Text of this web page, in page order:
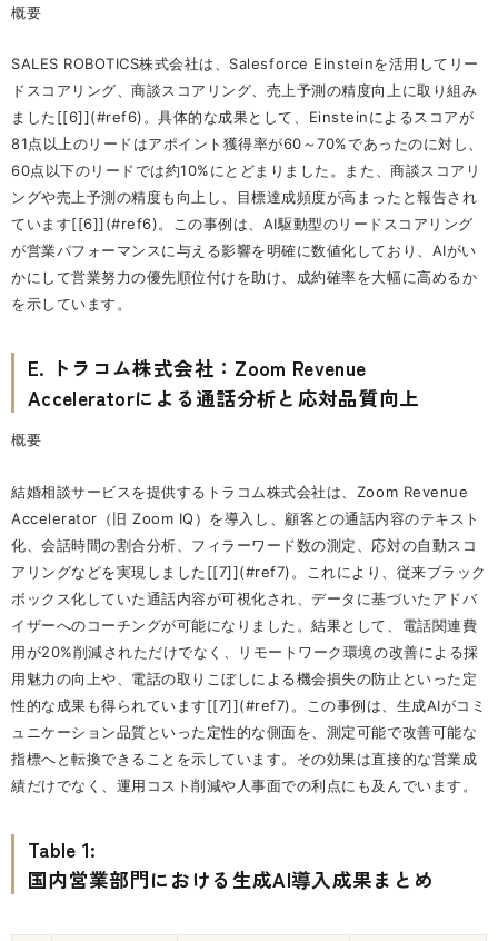
概要
SALES ROBOTICS株式会社は、Salesforce Einsteinを活用してリー
ドスコアリング、商談スコアリング、売上予測の精度向上に取り組み
ました[[6]](#ref6)。具体的な成果として、Einsteinによるスコアが
81点以上のリードはアポイント獲得率が60～70%であったのに対し、
60点以下のリードでは約10%にとどまりました。また、商談スコアリ
ングや売上予測の精度も向上し、目標達成頻度が高まったと報告され
ています[[6]](#ref6)。この事例は、AI駆動型のリードスコアリング
が営業パフォーマンスに与える影響を明確に数値化しており、AIがい
かにして営業努力の優先順位付けを助け、成約確率を大幅に高めるか
を示しています。
E. トラコム株式会社：Zoom Revenue
Acceleratorによる通話分析と応対品質向上
概要
結婚相談サービスを提供するトラコム株式会社は、Zoom Revenue
Accelerator（旧 Zoom IQ）を導入し、顧客との通話内容のテキスト
化、会話時間の割合分析、フィラーワード数の測定、応対の自動スコ
アリングなどを実現しました[[7]](#ref7)。これにより、従来ブラック
ボックス化していた通話内容が可視化され、データに基づいたアドバ
イザーへのコーチングが可能になりました。結果として、電話関連費
用が20%削減されただけでなく、リモートワーク環境の改善による採
用魅力の向上や、電話の取りこぼしによる機会損失の防止といった定
性的な成果も得られています[[7]](#ref7)。この事例は、生成AIがコミ
ュニケーション品質といった定性的な側面を、測定可能で改善可能な
指標へと転換できることを示しています。その効果は直接的な営業成
績だけでなく、運用コスト削減や人事面での利点にも及んでいます。
Table 1:
国内営業部門における生成AI導入成果まとめ